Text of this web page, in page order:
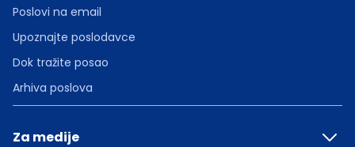
Poslovi na email
Upoznajte poslodavce
Dok tražite posao
Arhiva poslova
Za medije